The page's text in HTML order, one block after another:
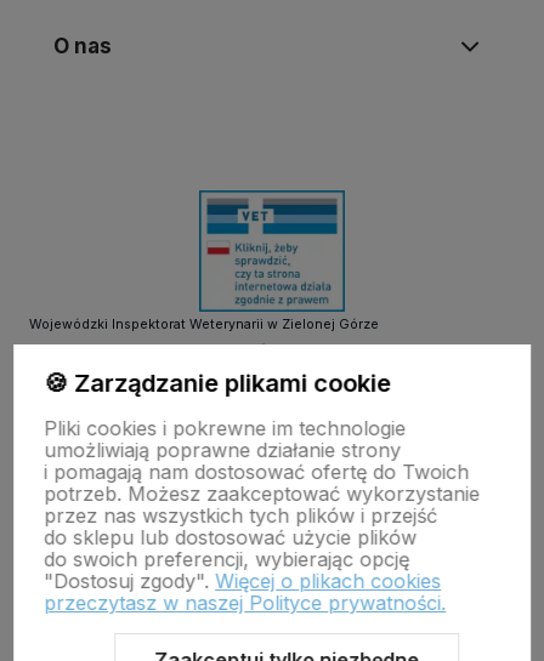
O nas
Wojewódzki Inspektorat Weterynarii w Zielonej Górze
ul. Botaniczna 14 65-306 Zielona Góra
tel. 68 453 73 00 tel. 68 453 73 01
zielonagora.wiw@wet.zgora.pl
GŁÓWNY INSPEKTORAT WETERYNARII
OBRÓT DETALICZNY PRODUKTAMI OTC NA ODLEGŁOŚĆ
🍪 Zarządzanie plikami cookie
Pliki cookies i pokrewne im technologie
umożliwiają poprawne działanie strony
i pomagają nam dostosować ofertę do Twoich
potrzeb. Możesz zaakceptować wykorzystanie
przez nas wszystkich tych plików i przejść
do sklepu lub dostosować użycie plików
do swoich preferencji, wybierając opcję
"Dostosuj zgody". Więcej o plikach cookies
przeczytasz w naszej Polityce prywatności.